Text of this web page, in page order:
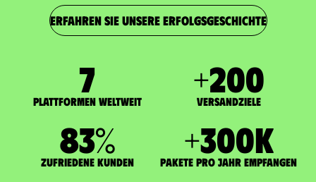
ERFAHREN SIE UNSERE ERFOLGSGESCHICHTE
7
Plattformen weltweit
+200
Versandziele
83%
zufriedene Kunden
+300K
Pakete pro Jahr empfangen